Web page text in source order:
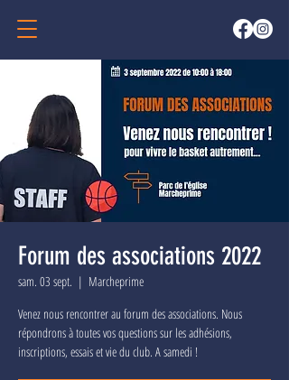
Forum des associations 2022
sam. 03 sept.
  |
Marcheprime
Venez nous rencontrer au forum des associations. Nous
répondrons à toutes vos questions sur les adhésions,
inscriptions, essais et vie du club. A samedi !